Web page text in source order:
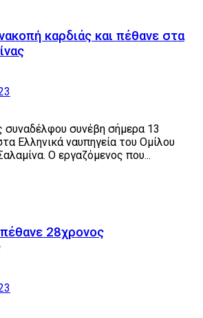
καρδιάς και πέθανε στα
συναδέλφου συνέβη σήμερα 13
Ελληνικά ναυπηγεία του Ομίλου
Ο εργαζόμενος που...
28χρονος